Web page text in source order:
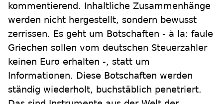
kommentierend. Inhaltliche Zusammenhänge
werden nicht hergestellt, sondern bewusst
zerrissen. Es geht um Botschaften - à la: faule
Griechen sollen vom deutschen Steuerzahler
keinen Euro erhalten -, statt um
Informationen. Diese Botschaften werden
ständig wiederholt, buchstäblich penetriert.